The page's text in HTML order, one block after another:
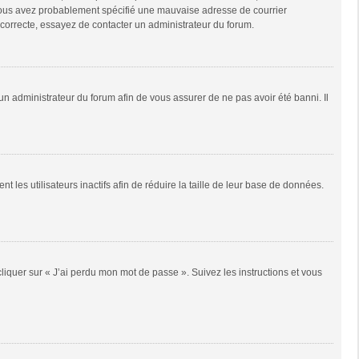
avez probablement spécifié une mauvaise adresse de courrier
essayez de contacter un administrateur du forum.
administrateur du forum afin de vous assurer de ne pas avoir été banni. Il
les utilisateurs inactifs afin de réduire la taille de leur base de données.
sur « J’ai perdu mon mot de passe ». Suivez les instructions et vous